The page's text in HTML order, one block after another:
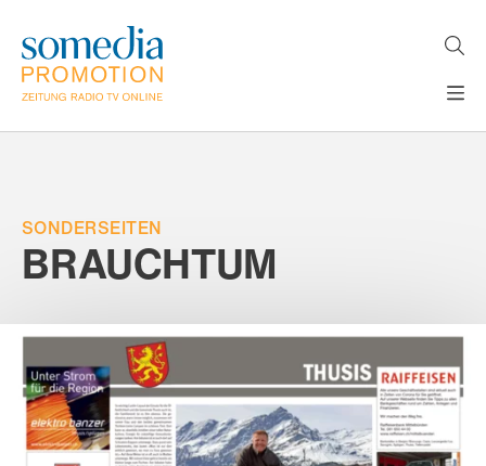
zum
Inhalt
H
G
SONDERSEITEN
BRAUCHTUM